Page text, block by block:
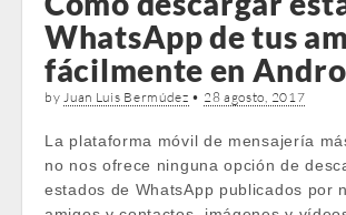
WhatsApp de tus
fácilmente en
byJuan Luis Bermúdez • 28 agosto, 2017
La plataforma móvil de mensajería
no nos ofrece ninguna opción de
estados de WhatsApp publicados por